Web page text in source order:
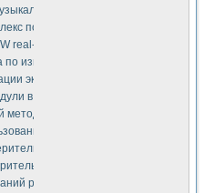
инструментов
по исследованию элементной
real-time module для
по измерению скорости подвижного
экспериментальных
в стандарте Nl SCXI для
метод в дефектоскопии сварных
машинного зрения в
системы для
комплекс аппаратуры для
рабочих процессов ДВС в